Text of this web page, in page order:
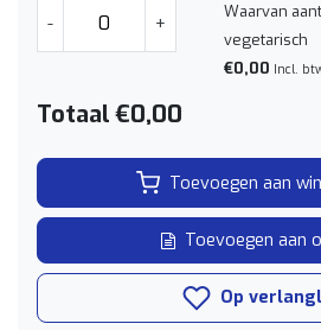
- +
Waarvan
vegetarisch
€0,00 Incl.
Totaal€0,00
Toevoegen aan
Toevoegen aan
Op